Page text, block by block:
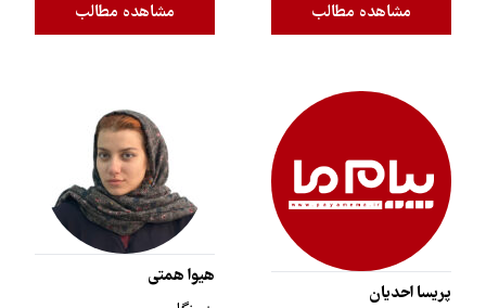
مشاهده مطالب
مشاهده مطالب
پریسا احدیان
هیوا همتی